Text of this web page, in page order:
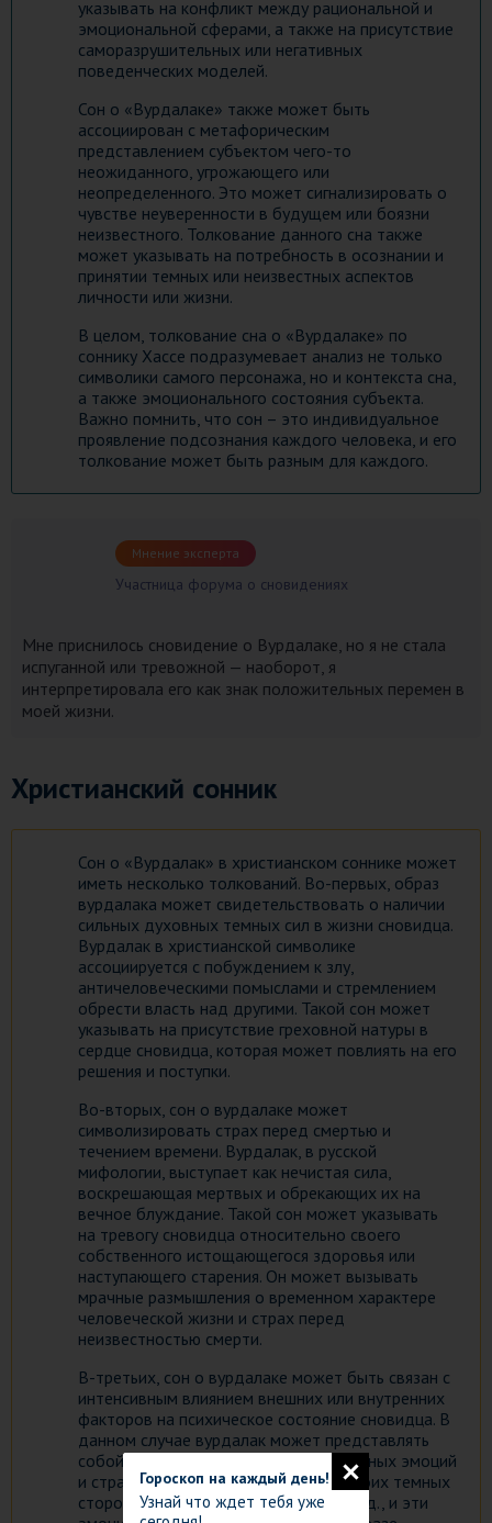
Гороскоп на каждый день!
Узнай что ждет тебя уже
указывать на конфликт между рациональной и
эмоциональной сферами, а также на присутствие
саморазрушительных или негативных
поведенческих моделей.
Сон о «Вурдалаке» также может быть
ассоциирован с метафорическим
представлением субъектом чего-то
неожиданного, угрожающего или
неопределенного. Это может сигнализировать о
чувстве неуверенности в будущем или боязни
неизвестного. Толкование данного сна также
может указывать на потребность в осознании и
принятии темных или неизвестных аспектов
личности или жизни.
В целом, толкование сна о «Вурдалаке» по
соннику Хассе подразумевает анализ не только
символики самого персонажа, но и контекста сна,
а также эмоционального состояния субъекта.
Важно помнить, что сон – это индивидуальное
проявление подсознания каждого человека, и его
толкование может быть разным для каждого.
Мнение эксперта
Участница форума о сновидениях
Мне приснилось сновидение о Вурдалаке, но я не стала
испуганной или тревожной — наоборот, я
интерпретировала его как знак положительных перемен в
моей жизни.
Христианский сонник
Сон о «Вурдалак» в христианском соннике может
иметь несколько толкований. Во-первых, образ
вурдалака может свидетельствовать о наличии
сильных духовных темных сил в жизни сновидца.
Вурдалак в христианской символике
ассоциируется с побуждением к злу,
античеловеческими помыслами и стремлением
обрести власть над другими. Такой сон может
указывать на присутствие греховной натуры в
сердце сновидца, которая может повлиять на его
решения и поступки.
Во-вторых, сон о вурдалаке может
символизировать страх перед смертью и
течением времени. Вурдалак, в русской
мифологии, выступает как нечистая сила,
воскрешающая мертвых и обрекающих их на
вечное блуждание. Такой сон может указывать
на тревогу сновидца относительно своего
собственного истощающегося здоровья или
наступающего старения. Он может вызывать
мрачные размышления о временном характере
человеческой жизни и страх перед
неизвестностью смерти.
В-третьих, сон о вурдалаке может быть связан с
интенсивным влиянием внешних или внутренних
факторов на психическое состояние сновидца. В
данном случае вурдалак может представлять
собой проекцию собственных негативных эмоций
и страхов. Человек может бояться своих темных
сторон, несправедливости, злобы и т.д., и эти